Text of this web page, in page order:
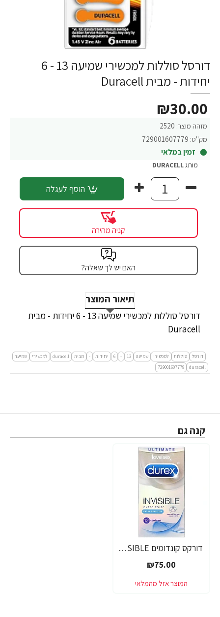
דורסל סוללות למכשירי שמיעה 13 - 6
יחידות - מבית Duracell
מזהה מוצר: 2520
מק"ט: 729001607779
זמין במלאי
₪30.00
מותגDURACELL
הוסף לעגלה
קניה מהירה
האם יש לך שאלה?
תיאור המוצר
דורסל סוללות למכשירי שמיעה 13 - 6 יחידות - מבית
Duracell
דורסל סוללות למכשירי שמיעה 13
-
6 יחידות - מבית duracell למכשירי
שמיעה
duracell
729001607779
קנה גם
דורקס קונדומים INVISIBLE אקסטרה דקים 12 יחידות - מבית DUREX
₪75.00